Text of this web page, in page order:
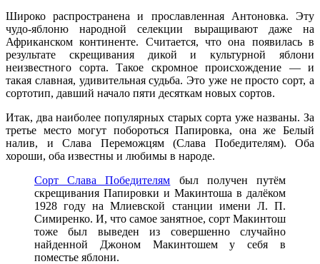
Широко распространена и прославленная Антоновка. Эту
чудо-яблоню народной селекции выращивают даже на
Африканском континенте. Считается, что она появилась в
результате скрещивания дикой и культурной яблони
неизвестного сорта. Такое скромное происхождение — и
такая славная, удивительная судьба. Это уже не просто сорт, а
сортотип, давший начало пяти десяткам новых сортов.
Итак, два наиболее популярных старых сорта уже названы. За
третье место могут побороться Папировка, она же Белый
налив, и Слава Переможцям (Слава Победителям). Оба
хороши, оба известны и любимы в народе.
Сорт Слава Победителям был получен путём
скрещивания Папировки и Макинтоша в далёком
1928 году на Млиевской станции имени Л. П.
Симиренко. И, что самое занятное, сорт Макинтош
тоже был выведен из совершенно случайно
найденной Джоном Макинтошем у себя в
поместье яблони.